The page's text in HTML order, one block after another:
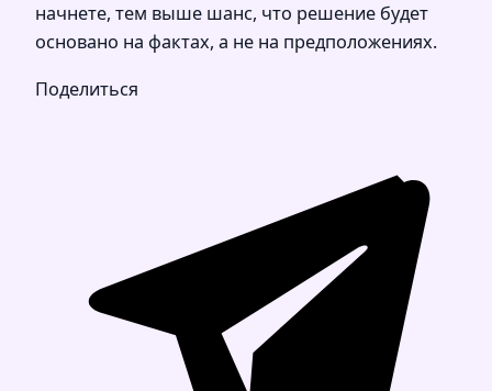
начнете, тем выше шанс, что решение будет
основано на фактах, а не на предположениях.
Поделиться